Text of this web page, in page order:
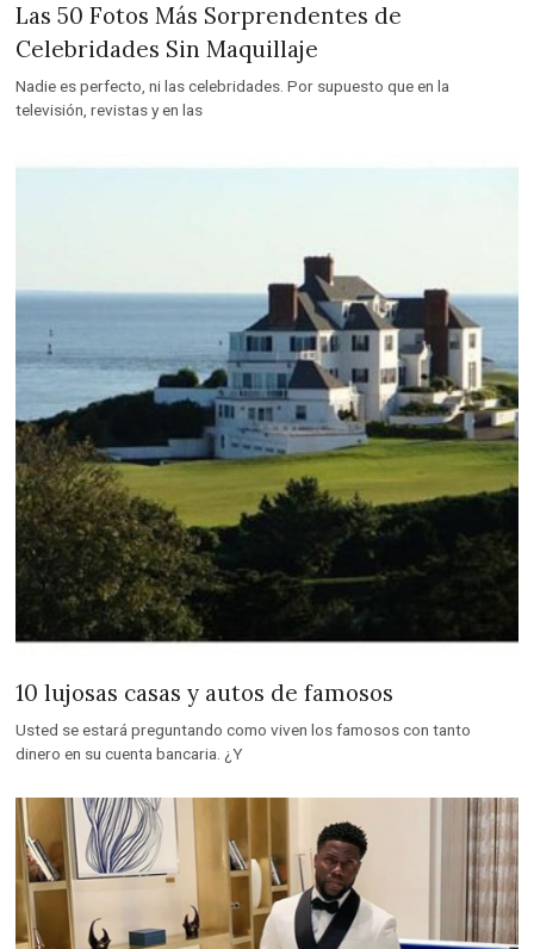
Las 50 Fotos Más Sorprendentes de
Celebridades Sin Maquillaje
Nadie es perfecto, ni las celebridades. Por supuesto que en la
televisión, revistas y en las
10 lujosas casas y autos de famosos
Usted se estará preguntando como viven los famosos con tanto
dinero en su cuenta bancaria. ¿Y